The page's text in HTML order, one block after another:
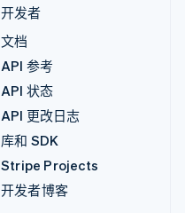
开发者
文档
API 参考
API 状态
API 更改日志
库和 SDK
Stripe Projects
开发者博客